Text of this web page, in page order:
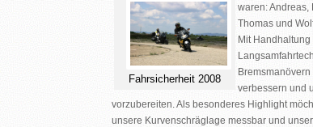
Fahrsicherheit 2008
waren: Andreas,
Thomas und
Mit
verbessern und
vorzubereiten. Als besonderes Highlight
unsere Kurvenschräglage messbar und